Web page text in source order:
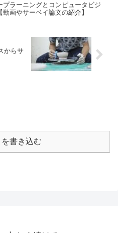
プラーニングとコンピュータビジ
動画やサーベイ論文の紹介】
からサ
書き込む